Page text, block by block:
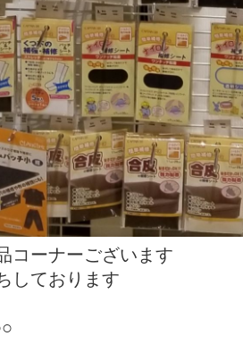
コーナーございます
しております